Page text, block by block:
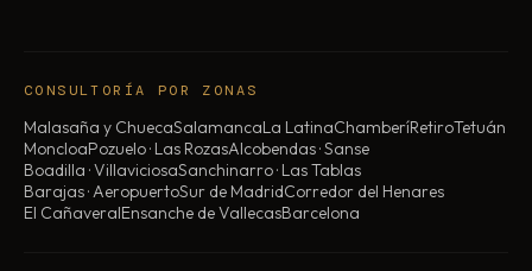
CONSULTORÍA POR ZONAS
Malasaña y ChuecaSalamancaLa LatinaChamberíRetiroTetuán
MoncloaPozuelo · Las RozasAlcobendas · Sanse
Boadilla · VillaviciosaSanchinarro · Las Tablas
Barajas · AeropuertoSur de MadridCorredor del Henares
El CañaveralEnsanche de VallecasBarcelona